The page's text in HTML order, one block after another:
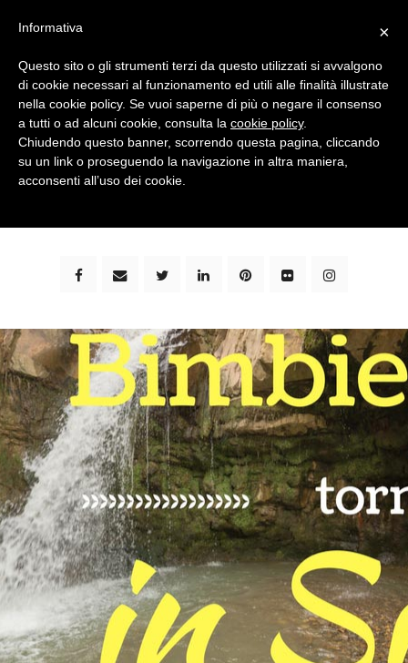
bimbi e viaggi - family travel blog: community #1 in
×
Informativa
Questo sito o gli strumenti terzi da questo utilizzati si avvalgono
di cookie necessari al funzionamento ed utili alle finalità illustrate
nella cookie policy. Se vuoi saperne di più o negare il consenso
a tutti o ad alcuni cookie, consulta la cookie policy.
Chiudendo questo banner, scorrendo questa pagina, cliccando
su un link o proseguendo la navigazione in altra maniera,
acconsenti all’uso dei cookie.